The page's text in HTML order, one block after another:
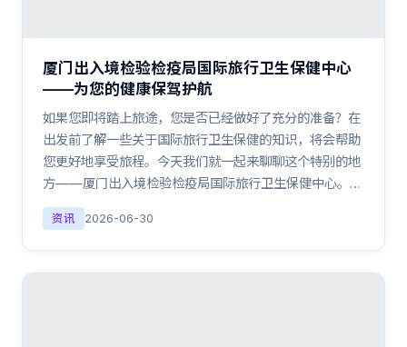
厦门出入境检验检疫局国际旅行卫生保健中心
——为您的健康保驾护航
如果您即将踏上旅途，您是否已经做好了充分的准备？在
出发前了解一些关于国际旅行卫生保健的知识，将会帮助
您更好地享受旅程。今天我们就一起来聊聊这个特别的地
方——厦门出入境检验检疫局国际旅行卫生保健中心。…
资讯 2026-06-30